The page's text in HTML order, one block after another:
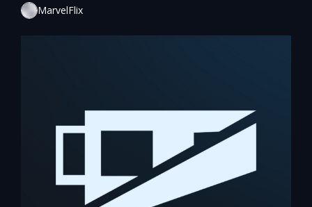
MarvelFlix